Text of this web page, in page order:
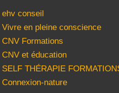
ehv conseil
Vivre en pleine conscience
CNV Formations
CNV et éducation
SELF THÉRAPIE
Connexion-nature